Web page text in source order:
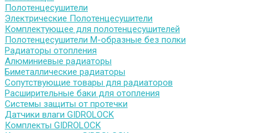
Полотенцесушители
Электрические Полотенцесушители
Комплектующее для полотенцесушителей
Полотенцесушители М-образные без полки
Радиаторы отопления
Алюминиевые радиаторы
Биметаллические радиаторы
Сопутствующие товары для радиаторов
Расширительные баки для отопления
Системы защиты от протечки
Датчики влаги GIDROLOCK
Комплекты GIDROLOCK